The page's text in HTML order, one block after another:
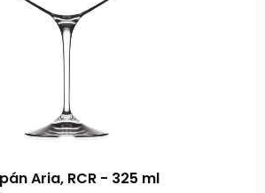
Aria, RCR - 325 ml